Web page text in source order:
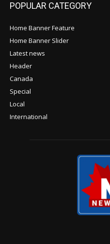
POPULAR CATEGORY
Home Banner Feature
Home Banner Slider
Latest news
Header
Canada
Special
Local
International